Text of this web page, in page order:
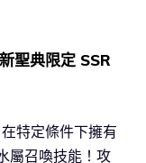
聖典限定 SSR
特定條件下擁有
屬召喚技能！攻